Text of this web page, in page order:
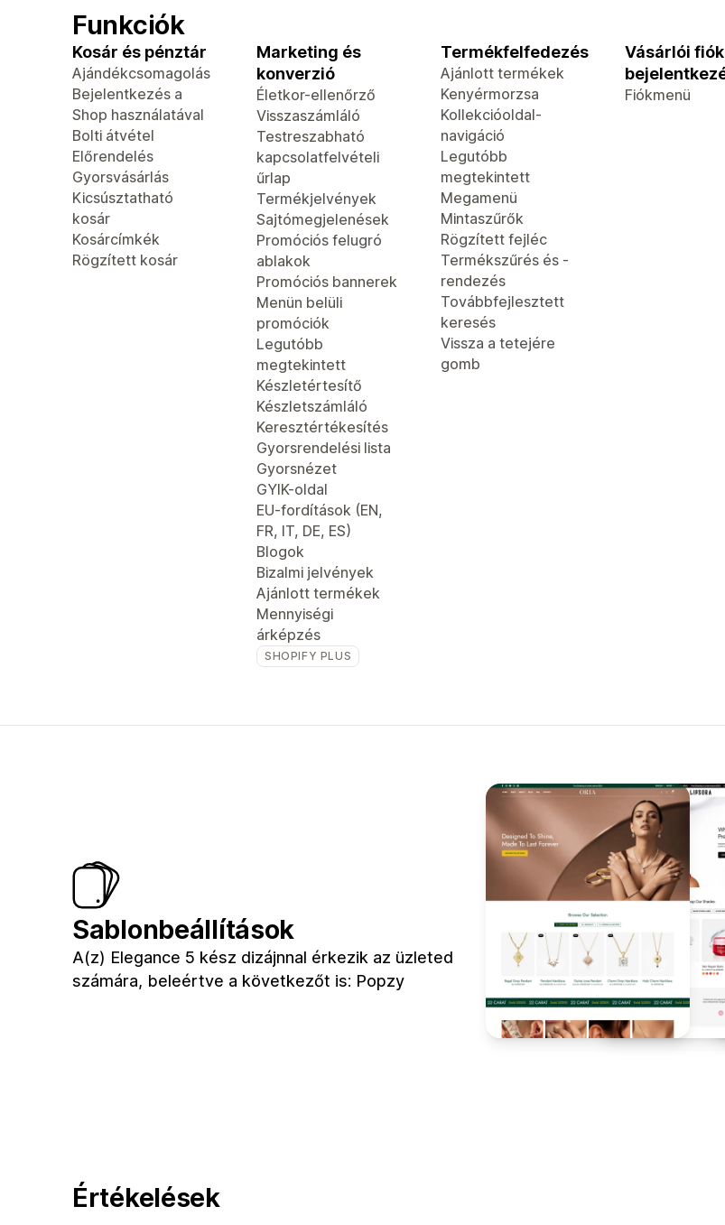
Funkciók
Kosár és pénztár
Ajándékcsomagolás
Bejelentkezés a
Shop használatával
Bolti átvétel
Előrendelés
Gyorsvásárlás
Kicsúsztatható
kosár
Kosárcímkék
Rögzített kosár
Marketing és
konverzió
Életkor-ellenőrző
Visszaszámláló
Testreszabható
kapcsolatfelvételi
űrlap
Termékjelvények
Sajtómegjelenések
Promóciós felugró
ablakok
Promóciós bannerek
Menün belüli
promóciók
Legutóbb
megtekintett
Készletértesítő
Készletszámláló
Keresztértékesítés
Gyorsrendelési lista
Gyorsnézet
GYIK-oldal
EU-fordítások (EN,
FR, IT, DE, ES)
Blogok
Bizalmi jelvények
Ajánlott termékek
Mennyiségi
árképzés
SHOPIFY PLUS
Termékfelfedezés
Ajánlott termékek
Kenyérmorzsa
Kollekcióoldal-
navigáció
Legutóbb
megtekintett
Megamenü
Mintaszűrők
Rögzített fejléc
Termékszűrés és -
rendezés
Továbbfejlesztett
keresés
Vissza a tetejére
gomb
Vásárlói
Fiókmenü
Sablonbeállítások
A(z) Elegance 5 kész dizájnnal érkezik az üzleted
számára, beleértve a következőt is: Popzy
Értékelések